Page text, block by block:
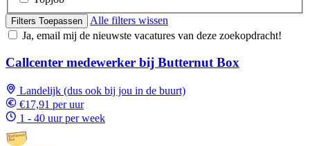
Filters Toepassen
Alle filters wissen
Ja, email mij de nieuwste vacatures van deze zoekopdracht!
Callcenter medewerker bij Butternut Box
Landelijk (dus ook bij jou in de buurt)
€17,91 per uur
1 - 40 uur per week